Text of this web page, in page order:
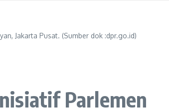
Jakarta Pusat. (Sumber dok :dpr.go.id)
Parlemen